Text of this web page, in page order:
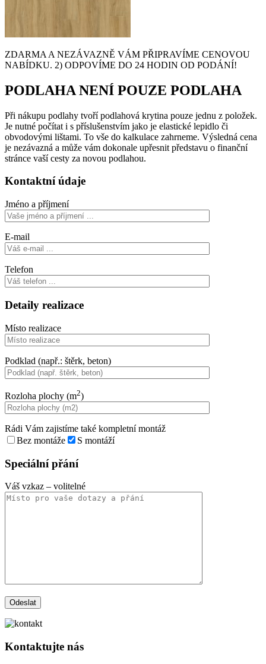
ZDARMA A NEZÁVAZNĚ VÁM PŘIPRAVÍME CENOVOU
NABÍDKU. 2) ODPOVÍME DO 24 HODIN OD PODÁNÍ!
PODLAHA NENÍ POUZE PODLAHA
Při nákupu podlahy tvoří podlahová krytina pouze jednu z položek.
Je nutné počítat i s příslušenstvím jako je elastické lepidlo či
obvodovými lištami. To vše do kalkulace zahrneme. Výsledná cena
je nezávazná a může vám dokonale upřesnit představu o finanční
stránce vaší cesty za novou podlahou.
Kontaktní údaje
Jméno a příjmení
E-mail
Telefon
Detaily realizace
Místo realizace
Podklad (např.: štěrk, beton)
Rozloha plochy (m2)
Rádi Vám zajistíme také kompletní montáž
Bez montáže
S montáží
Speciální přání
Váš vzkaz – volitelné
Kontaktujte nás